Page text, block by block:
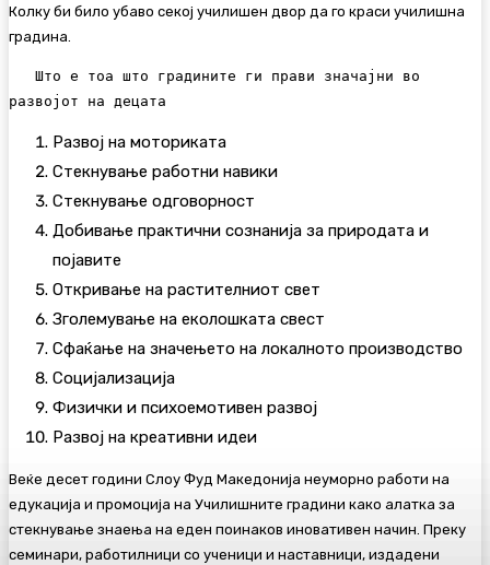
Колку би било убаво секој училишен двор да го краси училишна
градина.
развојот на децата
Развој на моториката
Стекнување работни навики
Стекнување одговорност
Добивање практични сознанија за природата и
појавите
Откривање на растителниот свет
Зголемување на еколошката свест
Сфаќање на значењето на локалното производство
Социјализација
Физички и психоемотивен развој
Развој на креативни идеи
Веќе десет години Слоу Фуд Македонија неуморно работи на
едукација и промоција на Училишните градини како алатка за
стекнување знаења на еден поинаков иновативен начин. Преку
семинари, работилници со ученици и наставници, издадени